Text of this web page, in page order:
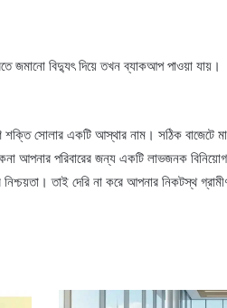
জমানো বিদ্যুৎ দিয়ে তখন ব্যাকআপ পাওয়া যায়।
শক্তি সোলার একটি আস্থার নাম। সঠিক বাজেটে
আপনার পরিবারের জন্য একটি লাভজনক
তাই দেরি না করে আপনার নিকটস্থ